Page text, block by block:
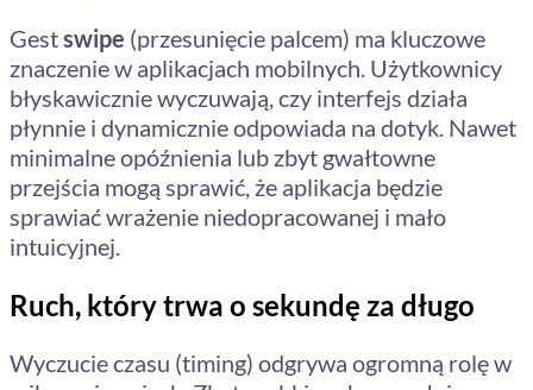
Gestswipe (przesunięcie palcem) ma kluczowe
znaczenie w aplikacjach mobilnych. Użytkownicy
błyskawicznie wyczuwają, czy interfejs działa
płynnie i dynamicznie odpowiada na dotyk. Nawet
minimalne opóźnienia lub zbyt gwałtowne
przejścia mogą sprawić, że aplikacja będzie
sprawiać wrażenie niedopracowanej i mało
intuicyjnej.
Ruch, który trwa o sekundę za długo
Wyczucie czasu (timing) odgrywa ogromną rolę w